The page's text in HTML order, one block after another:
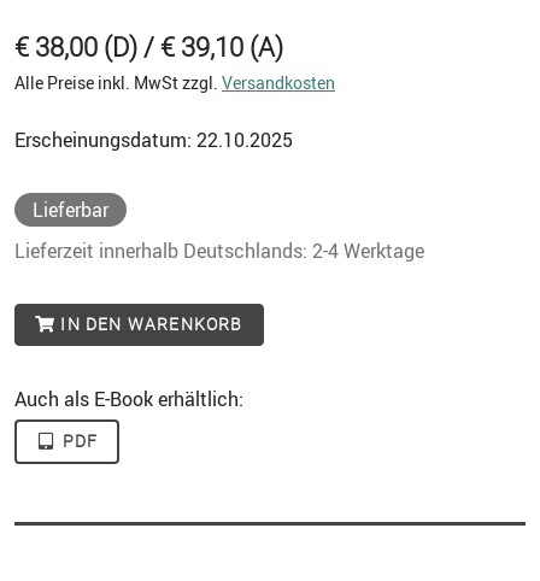
€ 38,00 (D) / € 39,10 (A)
Alle Preise inkl. MwSt zzgl. Versandkosten
Erscheinungsdatum: 22.10.2025
Lieferbar
Lieferzeit innerhalb Deutschlands: 2-4 Werktage
IN DEN WARENKORB
Auch als E-Book erhältlich:
PDF